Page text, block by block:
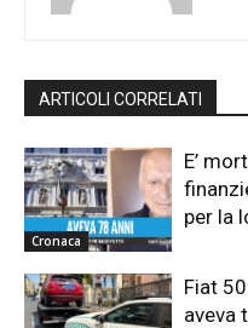
ARTICOLI CORRELATI
Cronaca
E’
per la
Fiat
aveva